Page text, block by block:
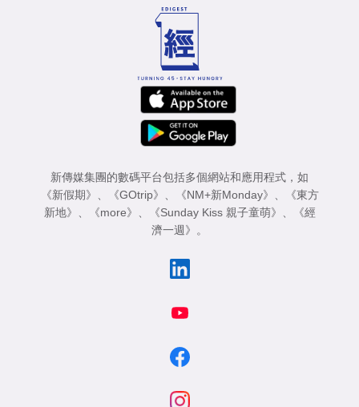
新傳媒集團的數碼平台包括多個網站和應用程式，如
《新假期》
《GOtrip》 《NM+新Monday》
《東方
新地》
《more》 《Sunday Kiss 親子童萌》
《經
濟一週》
。